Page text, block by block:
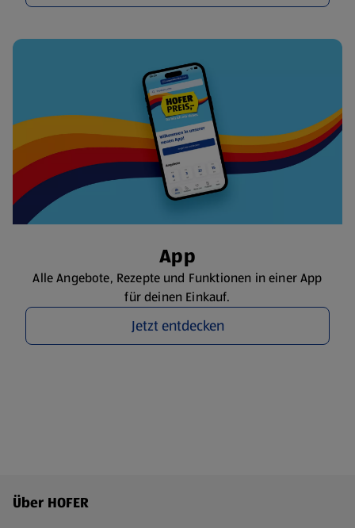
App
Alle Angebote, Rezepte und Funktionen in einer App
für deinen Einkauf.
Jetzt entdecken
Fußzeilenmenü - weitere Links
Über HOFER